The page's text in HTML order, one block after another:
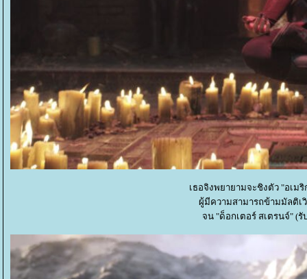
เธอจิงพยายามจะชิงตัว "อเม
ผู้มีความสามารถข้ามมัลติ
จน "ด็อกเตอร์ สเตรนจ์" (